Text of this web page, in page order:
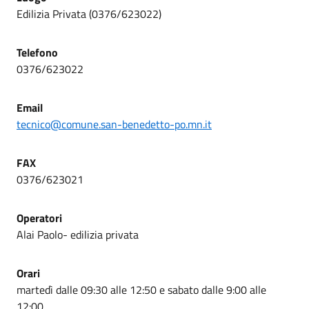
Edilizia Privata (0376/623022)
Telefono
0376/623022
Email
tecnico@comune.san-benedetto-po.mn.it
FAX
0376/623021
Operatori
Alai Paolo- edilizia privata
Orari
martedì dalle 09:30 alle 12:50 e sabato dalle 9:00 alle